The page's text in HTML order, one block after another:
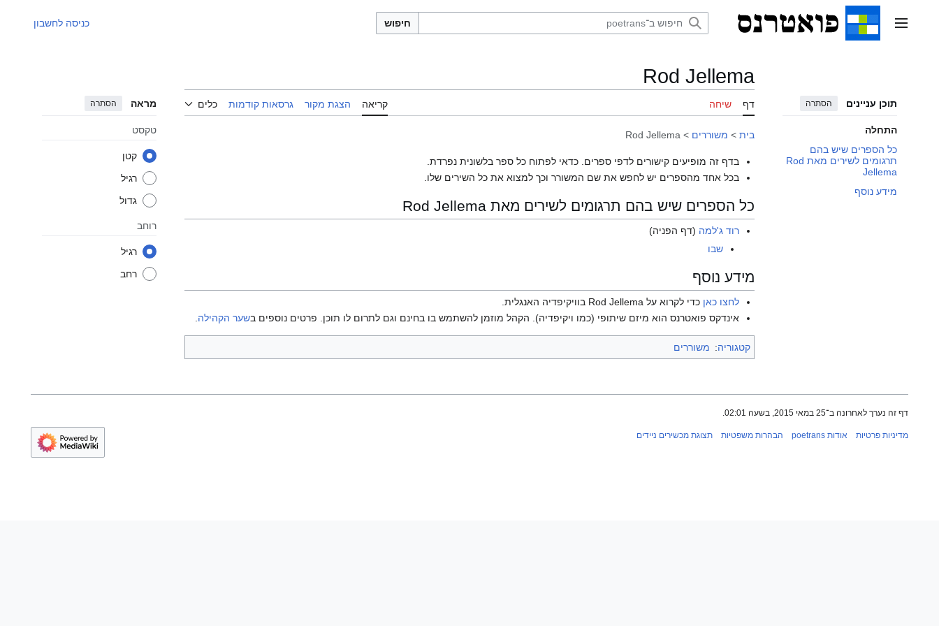
תפריט ראשי חיפוש כניסה לחשבון
תוכן עניינים הסתרה
התחלה
כל הספרים שיש בהם
תרגומים לשירים מאת Rod
Jellema
מידע נוסף
Rod Jellema
דף שיחה קריאה הצגת מקור גרסאות קודמות כלים מראה הסתרה
טקסט
קטן
רגיל
גדול
רוחב
רגיל
רחב
בית > משוררים >
Rod Jellema
בדף זה מופיעים קישורים לדפי ספרים. כדאי לפתוח כל ספר בלשונית נפרדת.
בכל אחד מהספרים יש לחפש את שם המשורר וכך למצוא את כל השירים שלו.
כל הספרים שיש בהם תרגומים לשירים מאת Rod Jellema
רוד ג'למה (דף הפניה)
שבו
מידע נוסף
לחצו כאן כדי לקרוא על Rod Jellema בוויקיפדיה האנגלית.
אינדקס פואטרנס הוא מיזם שיתופי (כמו ויקיפדיה). הקהל מוזמן להשתמש בו בחינם וגם לתרום לו תוכן. פרטים נוספים בשער הקהילה
קטגוריה: משוררים
דף זה נערך לאחרונה ב־25 במאי 2015, בשעה 02:01.
מדיניות פרטיות אודות poetrans הבהרות משפטיות תצוגת מכשירים ניידים